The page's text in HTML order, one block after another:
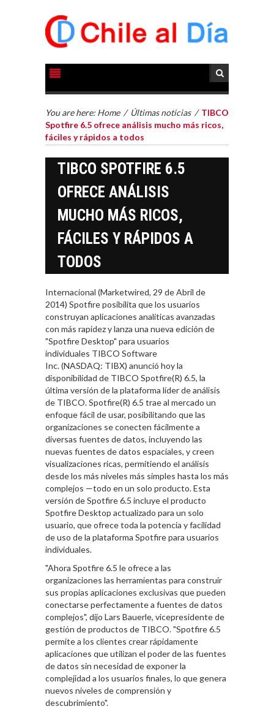
You are here: Home / Últimas noticias / TIBCO
Spotfire 6.5 ofrece análisis mucho más ricos,
fáciles y rápidos a todos
TIBCO SPOTFIRE 6.5
OFRECE ANÁLISIS
MUCHO MÁS RICOS,
FÁCILES Y RÁPIDOS A
TODOS
Internacional (Marketwired, 29 de Abril de
2014) Spotfire posibilita que los usuarios
construyan aplicaciones analíticas avanzadas
con más rapidez y lanza una nueva edición de
"Spotfire Desktop" para usuarios
individuales TIBCO Software
Inc. (NASDAQ: TIBX) anunció hoy la
disponibilidad de TIBCO Spotfire(R) 6.5, la
última versión de la plataforma líder de análisis
de TIBCO. Spotfire(R) 6.5 trae al mercado un
enfoque fácil de usar, posibilitando que las
organizaciones se conecten fácilmente a
diversas fuentes de datos, incluyendo las
nuevas fuentes de datos espaciales, y creen
visualizaciones ricas, permitiendo el análisis
desde los más niveles más simples hasta los más
complejos —todo en un solo producto. Esta
versión de Spotfire 6.5 incluye el producto
Spotfire Desktop actualizado para un solo
usuario, que ofrece toda la potencia y facilidad
de uso de la plataforma Spotfire para usuarios
individuales.
"Ahora Spotfire 6.5 le ofrece a las
organizaciones las herramientas para construir
sus propias aplicaciones exclusivas que pueden
conectarse perfectamente a fuentes de datos
complejos", dijo Lars Bauerle, vicepresidente de
gestión de productos de TIBCO. "Spotfire 6.5
permite a los clientes crear rápidamente
aplicaciones que utilizan el poder de las fuentes
de datos sin necesidad de exponer la
complejidad a los usuarios finales, lo que genera
nuevos niveles de comprensión y
descubrimiento".